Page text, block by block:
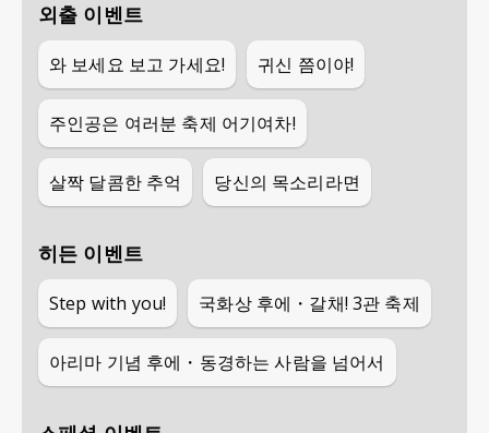
외출 이벤트
와 보세요 보고 가세요! 귀신 쯤이야!
주인공은 여러분 축제 어기여차!
살짝 달콤한 추억 당신의 목소리라면
히든 이벤트
Step with you! 국화상 후에・갈채! 3관 축제
아리마 기념 후에・동경하는 사람을 넘어서